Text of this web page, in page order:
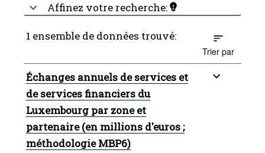
Affinez votre recherche:
1 ensemble de données trouvé:
Trier par
Échanges annuels de services et
de services financiers du
Luxembourg par zone et
partenaire (en millions d'euros ;
méthodologie MBP6)